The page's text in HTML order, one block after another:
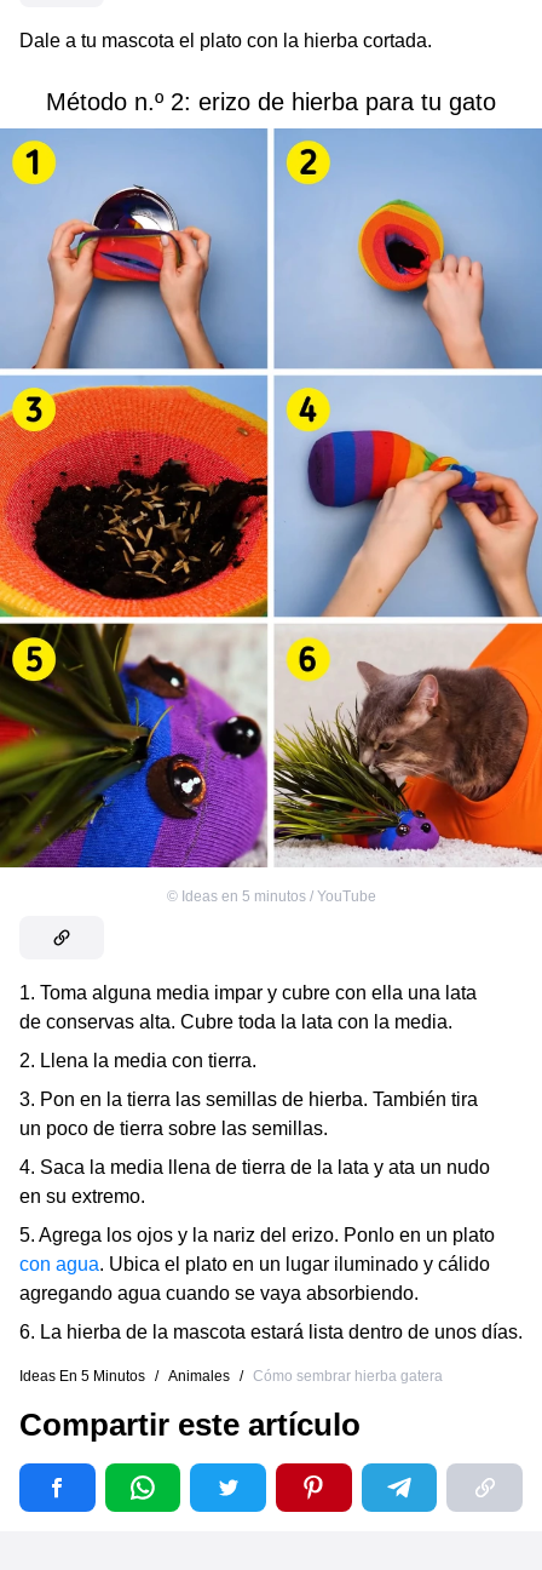
Dale a tu mascota el plato con la hierba cortada.
Método n.º 2: erizo de hierba para tu gato
© Ideas en 5 minutos / YouTube
1. Toma alguna media impar y cubre con ella una lata
de conservas alta. Cubre toda la lata con la media.
2. Llena la media con tierra.
3. Pon en la tierra las semillas de hierba. También tira
un poco de tierra sobre las semillas.
4. Saca la media llena de tierra de la lata y ata un nudo
en su extremo.
5. Agrega los ojos y la nariz del erizo. Ponlo en un plato
con agua. Ubica el plato en un lugar iluminado y cálido
agregando agua cuando se vaya absorbiendo.
6. La hierba de la mascota estará lista dentro de unos días.
Ideas En 5 Minutos / Animales / Cómo sembrar hierba gatera
Compartir este artículo